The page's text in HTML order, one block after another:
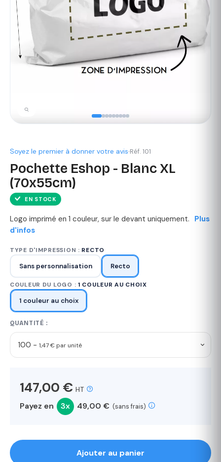
Soyez le premier à donner votre avis·Réf. 101
Pochette Eshop - Blanc XL
(70x55cm)
EN STOCK
Logo imprimé en 1 couleur, sur le devant uniquement. Plus
d'infos
TYPE D'IMPRESSION : RECTO
Sans personnalisation Recto
COULEUR DU LOGO : 1 COULEUR AU CHOIX
1 couleur au choix
QUANTITÉ :
100 - 1,47 € par unité
147,00 € HT
Payez en 3x 49,00 € (sans frais)
Ajouter au panier